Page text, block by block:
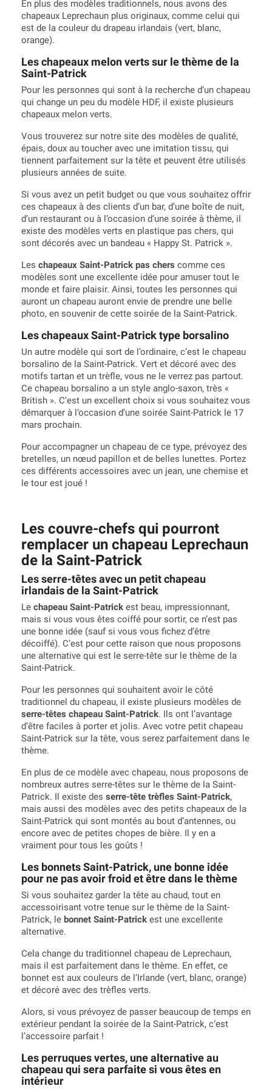
En plus des modèles traditionnels, nous avons des
chapeaux Leprechaun plus originaux, comme celui qui
est de la couleur du drapeau irlandais (vert, blanc,
orange).
Les chapeaux melon verts sur le thème de la
Saint-Patrick
Pour les personnes qui sont à la recherche d’un chapeau
qui change un peu du modèle HDF, il existe plusieurs
chapeaux melon verts.
Vous trouverez sur notre site des modèles de qualité,
épais, doux au toucher avec une imitation tissu, qui
tiennent parfaitement sur la tête et peuvent être utilisés
plusieurs années de suite.
Si vous avez un petit budget ou que vous souhaitez offrir
ces chapeaux à des clients d’un bar, d’une boîte de nuit,
d’un restaurant ou à l’occasion d’une soirée à thème, il
existe des modèles verts en plastique pas chers, qui
sont décorés avec un bandeau « Happy St. Patrick ».
Les chapeaux Saint-Patrick pas chers comme ces
modèles sont une excellente idée pour amuser tout le
monde et faire plaisir. Ainsi, toutes les personnes qui
auront un chapeau auront envie de prendre une belle
photo, en souvenir de cette soirée de la Saint-Patrick.
Les chapeaux Saint-Patrick type borsalino
Un autre modèle qui sort de l’ordinaire, c’est le chapeau
borsalino de la Saint-Patrick. Vert et décoré avec des
motifs tartan et un trèfle, vous ne le verrez pas partout.
Ce chapeau borsalino a un style anglo-saxon, très «
British ». C’est un excellent choix si vous souhaitez vous
démarquer à l’occasion d’une soirée Saint-Patrick le 17
mars prochain.
Pour accompagner un chapeau de ce type, prévoyez des
bretelles, un nœud papillon et de belles lunettes. Portez
ces différents accessoires avec un jean, une chemise et
le tour est joué !
Les couvre-chefs qui pourront
remplacer un chapeau Leprechaun
de la Saint-Patrick
Les serre-têtes avec un petit chapeau
irlandais de la Saint-Patrick
Le chapeau Saint-Patrick est beau, impressionnant,
mais si vous vous êtes coiffé pour sortir, ce n’est pas
une bonne idée (sauf si vous vous fichez d’être
décoiffé). C’est pour cette raison que nous proposons
une alternative qui est le serre-tête sur le thème de la
Saint-Patrick.
Pour les personnes qui souhaitent avoir le côté
traditionnel du chapeau, il existe plusieurs modèles de
serre-têtes chapeau Saint-Patrick. Ils ont l’avantage
d’être faciles à porter et jolis. Avec votre petit chapeau
Saint-Patrick sur la tête, vous serez parfaitement dans le
thème.
En plus de ce modèle avec chapeau, nous proposons de
nombreux autres serre-têtes sur le thème de la Saint-
Patrick. Il existe des serre-tête trèfles Saint-Patrick,
mais aussi des modèles avec des petits chapeaux de la
Saint-Patrick qui sont montés au bout d’antennes, ou
encore avec de petites chopes de bière. Il y en a
vraiment pour tous les goûts !
Les bonnets Saint-Patrick, une bonne idée
pour ne pas avoir froid et être dans le thème
Si vous souhaitez garder la tête au chaud, tout en
accessoirisant votre tenue sur le thème de la Saint-
Patrick, le bonnet Saint-Patrick est une excellente
alternative.
Cela change du traditionnel chapeau de Leprechaun,
mais il est parfaitement dans le thème. En effet, ce
bonnet est aux couleurs de l’Irlande (vert, blanc, orange)
et décoré avec des trèfles verts.
Alors, si vous prévoyez de passer beaucoup de temps en
extérieur pendant la soirée de la Saint-Patrick, c’est
l’accessoire parfait !
Les perruques vertes, une alternative au
chapeau qui sera parfaite si vous êtes en
intérieur